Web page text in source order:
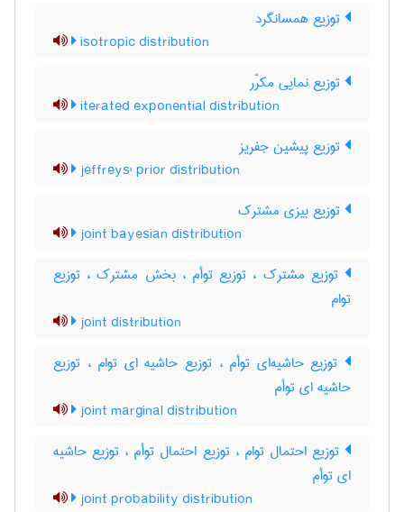
توزیع همسانگرد
isotropic distribution
توزیع نمایی مکرّر
iterated exponential distribution
توزیع پیشین جفریز
jeffreys' prior distribution
توزیع بیزی مشترک
joint bayesian distribution
توزیع مشترک ، توزیع توأم ، بخش مشترک ، توزیع
توام
joint distribution
توزیع حاشیه‌ای توأم ، توزیع حاشیه ای توام ، توزیع
حاشیه ای توأم
joint marginal distribution
توزیع احتمال توام ، توزیع احتمال توأم ، توزیع حاشیه
ای توأم
joint probability distribution